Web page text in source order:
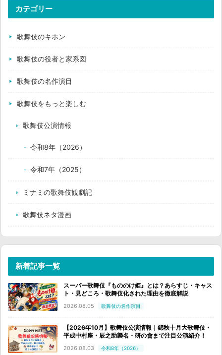
カテゴリー
歌舞伎のキホン
歌舞伎の役者と家系図
歌舞伎の名作演目
歌舞伎をもっと楽しむ
歌舞伎公演情報
令和8年（2026）
令和7年（2025）
ミナミの歌舞伎観劇記
歌舞伎ネタ漫画
新着記事一覧
スーパー歌舞伎『もののけ姫』とは？あらすじ・キャス
ト・見どころ・歌舞伎化された理由を徹底解説
2026.08.05 歌舞伎の名作演目
【2026年10月】歌舞伎公演情報｜錦秋十月大歌舞伎・
平成中村座・辰之助襲名・研の會まで注目公演紹介！
2026.08.03 令和8年（2026）